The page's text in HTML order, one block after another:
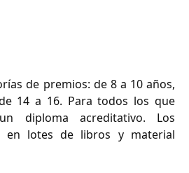
de premios: de 8 a 10 años,
14 a 16. Para todos los que
diploma acreditativo. Los
en lotes de libros y material